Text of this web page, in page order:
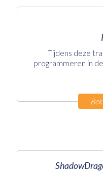
Tijdens deze
programmeren in